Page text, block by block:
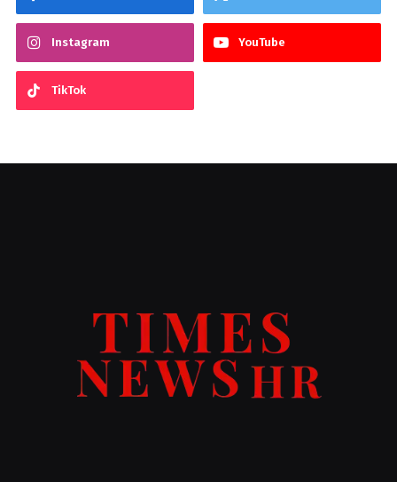
Instagram YouTube
TikTok